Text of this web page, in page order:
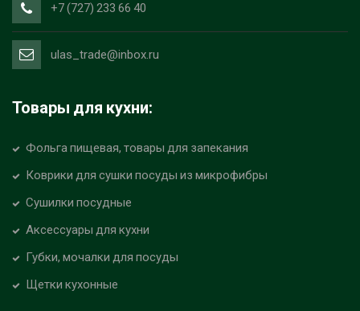
+7 (727) 233 66 40
ulas_trade@inbox.ru
Товары для кухни:
Фольга пищевая, товары для запекания
Коврики для сушки посуды из микрофибры
Сушилки посудные
Аксессуары для кухни
Губки, мочалки для посуды
Щетки кухонные